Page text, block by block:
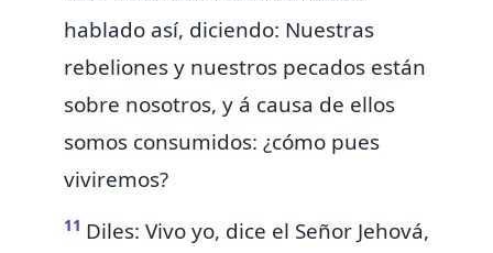
hablado así, diciendo: Nuestras
rebeliones y nuestros pecados están
sobre nosotros, y á causa de ellos
somos consumidos: ¿cómo pues
viviremos?
11 Diles: Vivo yo, dice el Señor Jehová,